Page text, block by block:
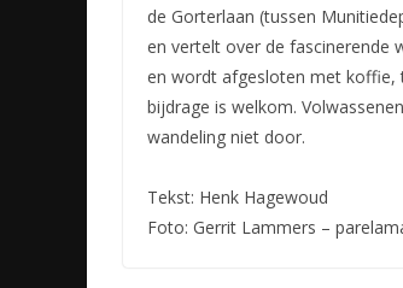
de Gorterlaan (tussen
en vertelt over de fascinerende
en wordt afgesloten met koffie,
bijdrage is welkom.
wandeling niet door.
Tekst: Henk Hagewoud
Foto: Gerrit Lammers –